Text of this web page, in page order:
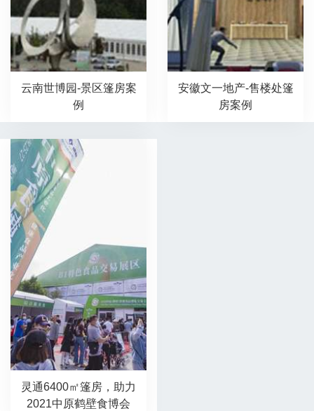
云南世博园-景区篷房案
例
安徽文一地产-售楼处篷
房案例
灵通6400㎡篷房，助力
2021中原鹤壁食博会